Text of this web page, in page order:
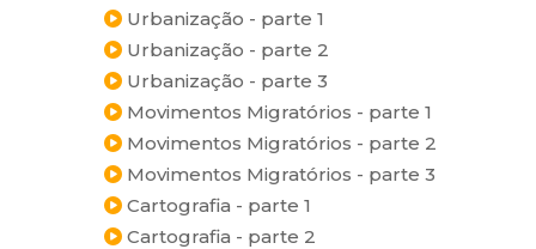
Urbanização - parte 1
Urbanização - parte 2
Urbanização - parte 3
Movimentos Migratórios - parte 1
Movimentos Migratórios - parte 2
Movimentos Migratórios - parte 3
Cartografia - parte 1
Cartografia - parte 2